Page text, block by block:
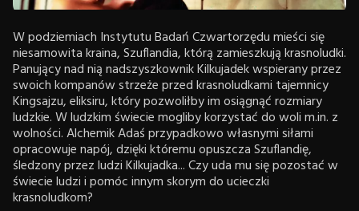
W podziemiach Instytutu Badań Czwartorzędu mieści się
niesamowita kraina, Szuflandia, którą zamieszkują krasnoludki.
Panujący nad nią nadszyszkownik Kilkujadek wspierany przez
swoich kompanów strzeże przed krasnoludkami tajemnicy
Kingsajzu, eliksiru, który pozwoliłby im osiągnąć rozmiary
ludzkie. W ludzkim świecie mogliby korzystać do woli m.in. z
wolności. Alchemik Adaś przypadkowo własnymi siłami
opracowuje napój, dzięki któremu opuszcza Szuflandię,
śledzony przez ludzi Kilkujadka... Czy uda mu się pozostać w
świecie ludzi i pomóc innym skorym do ucieczki
krasnoludkom?